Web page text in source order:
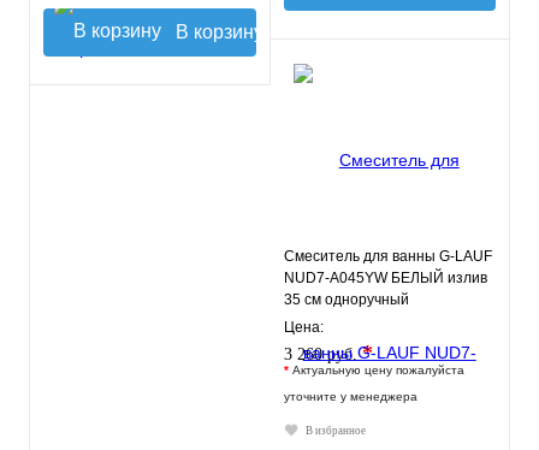
В корзину
Смеситель для ванны G-LAUF
NUD7-A045YW БЕЛЫЙ излив
35 см одноручный
Цена:
3 260 руб.*
* Актуальную цену пожалуйста
уточните у менеджера
В избранное